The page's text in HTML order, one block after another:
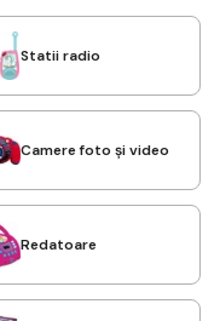
Statii radio
Camere foto și video
Redatoare